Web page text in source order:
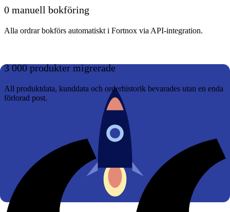
0 manuell bokföring
Alla ordrar bokförs automatiskt i Fortnox via API-integration.
3 000 produkter migrerade
All produktdata, kunddata och orderhistorik bevarades utan en enda
förlorad post.